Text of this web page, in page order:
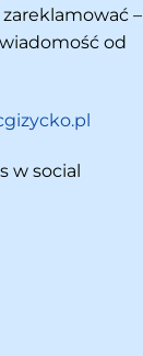
zareklamować –
od
w social